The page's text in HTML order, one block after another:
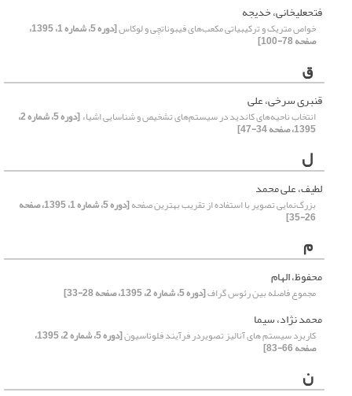
فتحعلیخانی، خدیجه
خواص متریک و ترکیبیاتی مکعب‌های فیبوناتچی و لوکاس [دوره 5، شماره 1، 1395،
صفحه 78-100]
ق
قنبری سرخی، علی
انتخاب ناحیه‌های کاندید در سیستم‌های تشخیص و شناسایی اشیاء [دوره 5، شماره 2،
1395، صفحه 34-47]
ل
لطیف، علی محمد
بزرگ‌نمایی تصویر با استفاده از تقریب بهترین صفحه [دوره 5، شماره 1، 1395، صفحه
26-35]
م
محفوظ، الهام
مجموع فاصله بین رئوس گراف[دوره 5، شماره 2، 1395، صفحه 28-33]
محمد نژاد، سیما
کاربرد سیستم های آنالیز تصویردر فرآیند فلوتاسیون [دوره 5، شماره 2، 1395،
صفحه 66-83]
ن